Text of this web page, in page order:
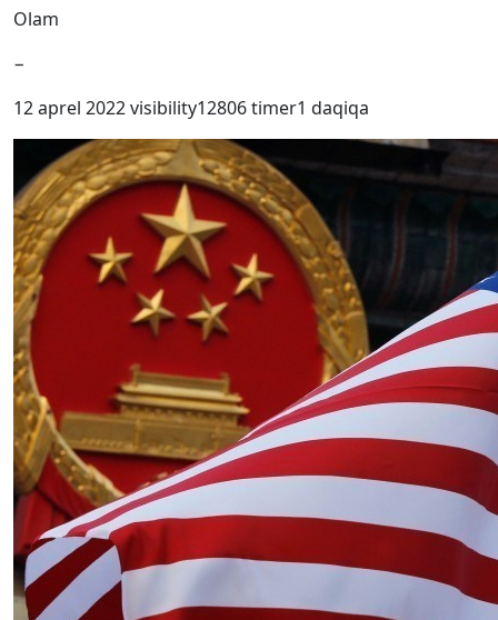
Olam
−
12 aprel 2022visibility12806timer1 daqiqa